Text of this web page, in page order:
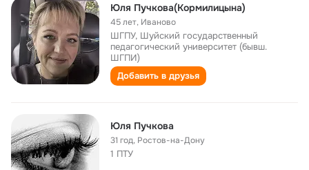
Юля Пучкова(Кормилицына)
45 лет, Иваново
ШГПУ, Шуйский государственный
педагогический университет (бывш.
ШГПИ)
Добавить в друзья
Юля Пучкова
31 год, Ростов-на-Дону
1 ПТУ